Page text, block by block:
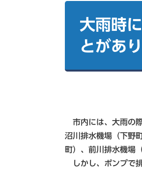
大雨時
とがあ
市内には、大雨の
沼川排水機場（下野
町）、前川排水機場
しかし、ポンプで